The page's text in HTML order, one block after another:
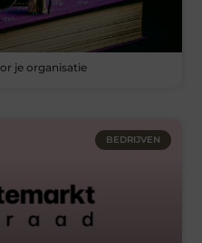
je organisatie
BEDRIJVEN